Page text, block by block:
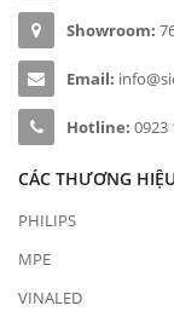
Showroom:
Email:
Hotline: 0923
CÁC THƯƠNG
PHILIPS
MPE
VINALED